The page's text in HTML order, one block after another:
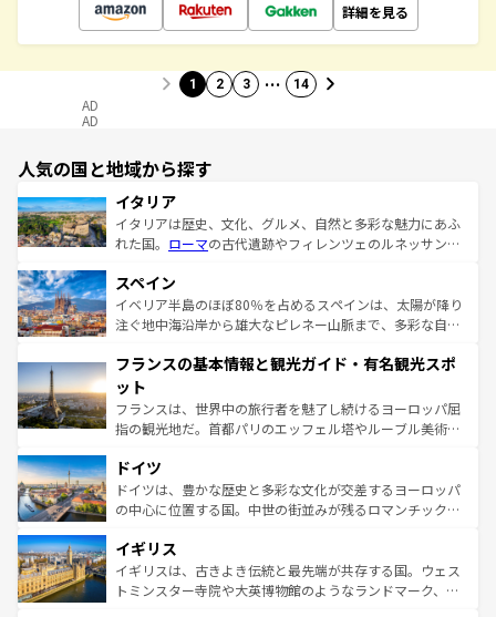
詳細を見る
1 2 3 … 14
AD
AD
人気の国と地域から探す
イタリア
イタリアは歴史、文化、グルメ、自然と多彩な魅力にあふ
れた国。 ローマの古代遺跡やフィレンツェのルネッサンス
ろん、トスカーナの美しい田園風景やアマルフィ海岸の絶
景など、自然景観も見逃せない。観光の合間には、本場の
ピザやパスタなど、絶品のイタリア料理を堪能することも
ませてくれるイタリアで、忘れられない旅をしてみよう！
なお、新着のイタリア情報は
しい。
スペイン
イベリア半島のほぼ80％を占めるスペインは、太陽が降り
注ぐ地中海沿岸から雄大なピレネー山脈まで、多彩な自然
文化が根付くこの国では、情熱的なフラメンコ、熱気あふ
れる闘牛、そして美味しいタパスが生活の一部となってい
る。首都マドリードの洗練された雰囲気や、バルセロナの
アートに溢れた街角から、地方では古代ローマ遺跡や中世
せる。地方によって風土や気候が異なるスペインはその個
性で訪れる人を魅了する。 なお、新着のスペイン情報は コ
ンテンツ一覧を参照してほしい。
フランスの基本情報と観光ガイド・有名観光スポ
ット
フランスは、世界中の旅行者を魅了し続けるヨーロッパ屈
指の観光地だ。首都パリのエッフェル塔やルーブル美術館
で、幅広い魅力が詰まっている。華麗な宮殿、歴史的な大
聖堂、美しいビーチ、そして豊かな自然が、訪れる者を心
から魅了する。また、フランスは美食の国としても知ら
いる。シャンパンの発祥地であるランス、プロヴァンスの
香り高いラベンダー畑など、多彩な楽しみ方が可能だ。さ
らに、パリ以外の地域にも魅力が溢れており、どの街角に
ドイツ
ドイツは、豊かな歴史と多彩な文化が交差するヨーロッパ
の中心に位置する国。中世の街並みが残るロマンチック街
顔を持つこの国は、どこを歩いても飽きることがない。ベ
ルリンの文化的活気、バイエルン州のアルプスの絶景、そ
してライン川沿いのワイン畑といった風景は必見。ビール
イギリス
イギリスは、古きよき伝統と最先端が共存する国。ウェス
トミンスター寺院や大英博物館のようなランドマーク、歴